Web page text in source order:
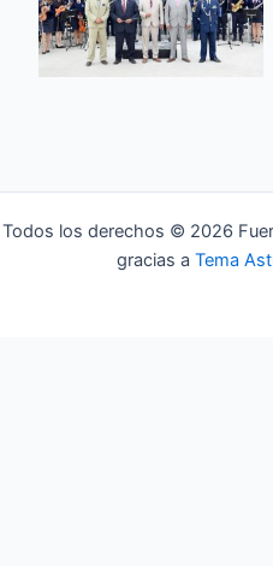
Todos los derechos © 2026
gracias a Tema